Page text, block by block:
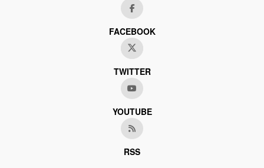
FACEBOOK
TWITTER
YOUTUBE
RSS